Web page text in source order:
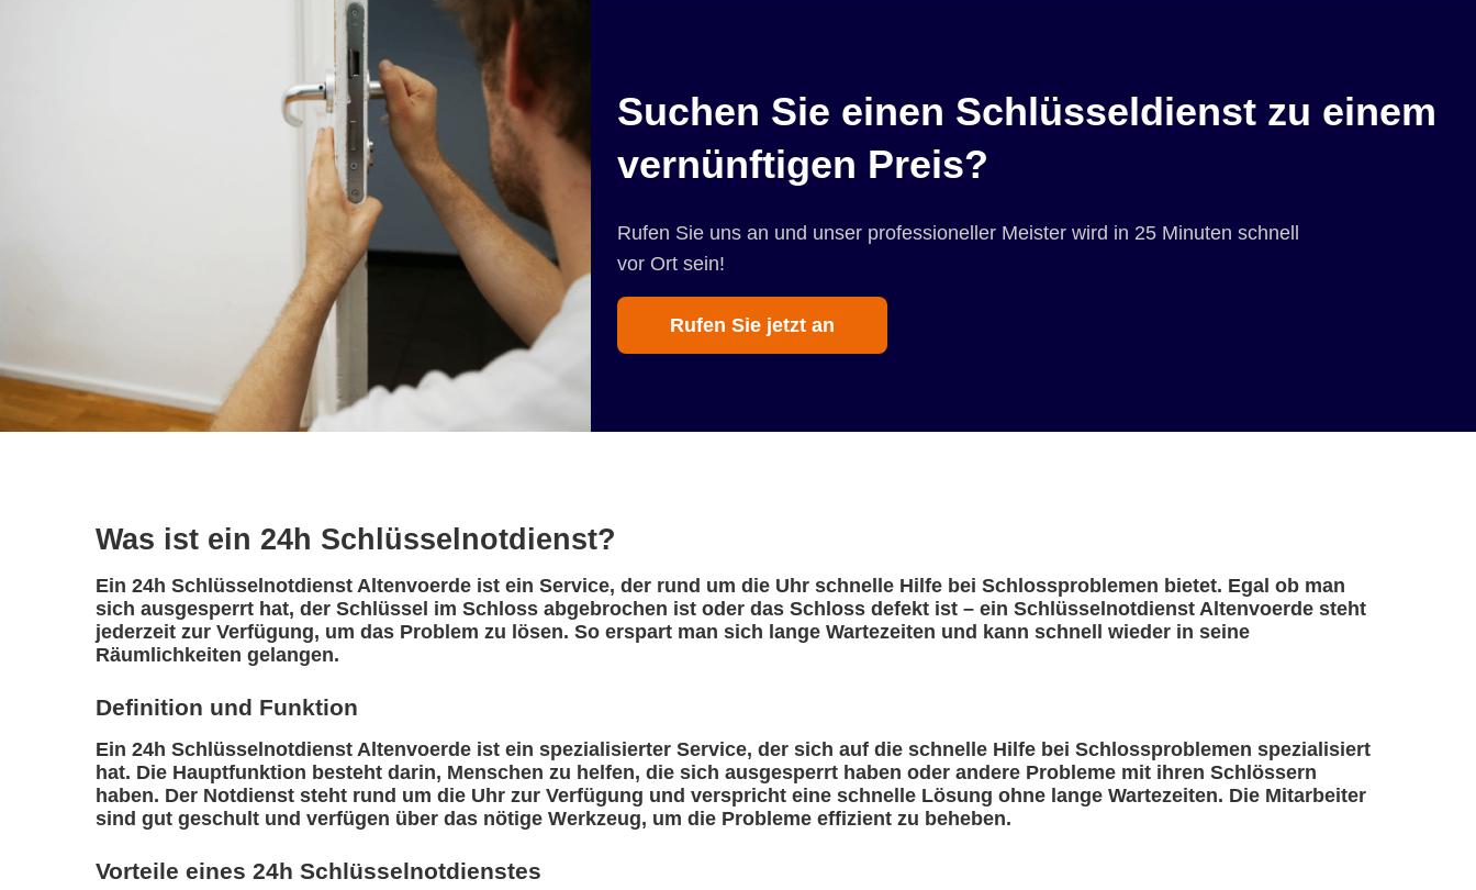
Suchen Sie einen Schlüsseldienst zu einem
vernünftigen Preis?
Rufen Sie uns an und unser professioneller Meister wird in 25 Minuten schnell
vor Ort sein!
Rufen Sie jetzt an
Was ist ein 24h Schlüsselnotdienst?
Ein 24h Schlüsselnotdienst Altenvoerde ist ein Service, der rund um die Uhr schnelle Hilfe bei Schlossproblemen bietet. Egal ob man
sich ausgesperrt hat, der Schlüssel im Schloss abgebrochen ist oder das Schloss defekt ist – ein Schlüsselnotdienst Altenvoerde steht
jederzeit zur Verfügung, um das Problem zu lösen. So erspart man sich lange Wartezeiten und kann schnell wieder in seine
Räumlichkeiten gelangen.
Definition und Funktion
Ein 24h Schlüsselnotdienst Altenvoerde ist ein spezialisierter Service, der sich auf die schnelle Hilfe bei Schlossproblemen spezialisiert
hat. Die Hauptfunktion besteht darin, Menschen zu helfen, die sich ausgesperrt haben oder andere Probleme mit ihren Schlössern
haben. Der Notdienst steht rund um die Uhr zur Verfügung und verspricht eine schnelle Lösung ohne lange Wartezeiten. Die Mitarbeiter
sind gut geschult und verfügen über das nötige Werkzeug, um die Probleme effizient zu beheben.
Vorteile eines 24h Schlüsselnotdienstes